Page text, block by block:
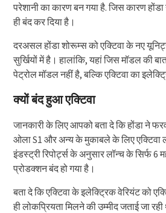
परेशानी का कारण बन गया है. जिस कारण
ही बंद कर दिया है।
दरअसल होंडा शोरूम्स को एक्टिवा के नए
सुर्खियों में है। हालांकि, यहां जिस मॉडल की
पेट्रोल मॉडल नहीं है, बल्कि एक्टिवा का
क्यों बंद हुआ एक्टिवा
जानकारी के लिए आपको बता दे कि होंडा ने
ओला S1 और अन्य के मुकाबले के लिए एक्टिवा
इंडस्ट्री रिपोर्ट्स के अनुसार लॉन्च के सिर्फ
प्रोडक्शन बंद हो गया है।
बता दे कि एक्टिवा के इलेक्ट्रिक वेरियंट को
ही लोकप्रियता मिलने की उम्मीद जताई जा